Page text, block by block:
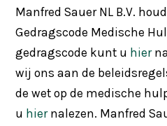
Manfred Sauer NL B.V.
Gedragscode Medische
gedragscode kunt u hier
wij ons aan de
de wet op de medische
u hiernalezen. Manfred